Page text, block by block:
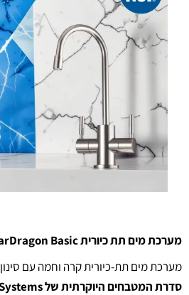
מערכת מים תת כיורית ClearDragon Basic
מערכת מים תת-כיורית קרה וחמה עם סינון BRITA C150 תוצרת גרמניה
סדרת המטבחים היוקרתית של Gordon Water Systems